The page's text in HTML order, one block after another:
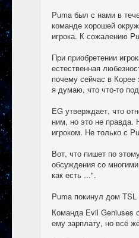
Puma был с нами в
команде хорошей
игрока. К сожалению
При приобретении
естественная
почему сейчас в
я думаю, что что-то
EG утверждает, что
ним, но это не правда.
игроком. Не только с
Вот, что пишет по
обсуждения со
как есть ...".
Puma покинул дом TSL
Команда Evil Geniuses
ему зарплату, но всё